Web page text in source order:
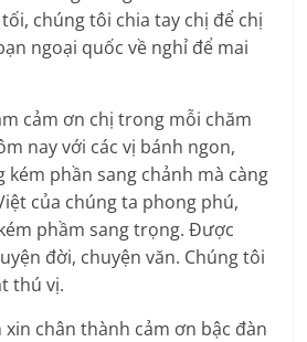
chúng tôi chia tay chị để chị
ngoại quốc về nghỉ để mai
cảm ơn chị trong mỗi chăm
nay với các vị bánh ngon,
kém phần sang chảnh mà càng
của chúng ta phong phú,
phầm sang trọng. Được
đời, chuyện văn. Chúng tôi
thú vị.
xin chân thành cảm ơn bậc đàn